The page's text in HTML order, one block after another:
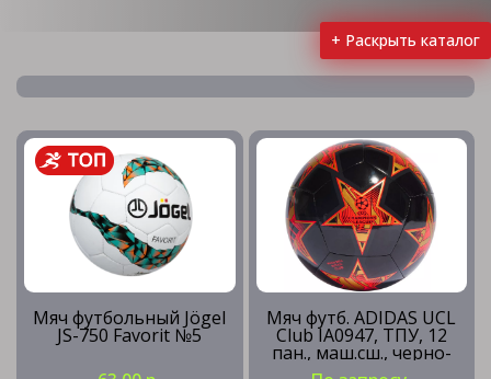
Мячи футбольные ATEMI
Мячи футбольные JÖGEL
Мячи футбольные LARSEN
+ Раскрыть каталог
Мяч футбольный Jögel
JS-750 Favorit №5
Мяч футб. ADIDAS UCL
Club IA0947, ТПУ, 12
пан., маш.сш., черно-
оранжевый